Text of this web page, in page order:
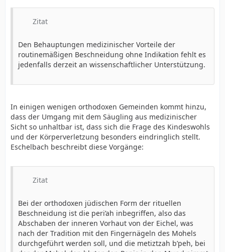
Zitat
Den Behauptungen medizinischer Vorteile der
routinemäßigen Beschneidung ohne Indikation fehlt es
jedenfalls derzeit an wissenschaftlicher Unterstützung.
In einigen wenigen orthodoxen Gemeinden kommt hinzu,
dass der Umgang mit dem Säugling aus medizinischer
Sicht so unhaltbar ist, dass sich die Frage des Kindeswohls
und der Körperverletzung besonders eindringlich stellt.
Eschelbach beschreibt diese Vorgänge:
Zitat
Bei der orthodoxen jüdischen Form der rituellen
Beschneidung ist die peri’ah inbegriffen, also das
Abschaben der inneren Vorhaut von der Eichel, was
nach der Tradition mit den Fingernägeln des Mohels
durchgeführt werden soll, und die metiztzah b’peh, bei